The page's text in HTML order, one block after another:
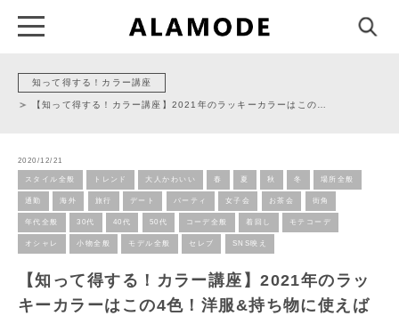
知って得する！カラー講座
【知って得する！カラー講座】2021年のラッキーカラーはこの…
2020/12/21
スタイル全般 トレンド 大人かわいい 春 夏 秋 冬 場所全般
通勤 海外 旅行 デート パーティ 女子会 お茶会 街角
年代全般 30代 40代 50代 コーデ全般 着回し モテコーデ
オシャレ 小物全般 モデル全般 セレブ SNS映え
【知って得する！カラー講座】2021年のラッ
キーカラーはこの4色！洋服&持ち物に使えば